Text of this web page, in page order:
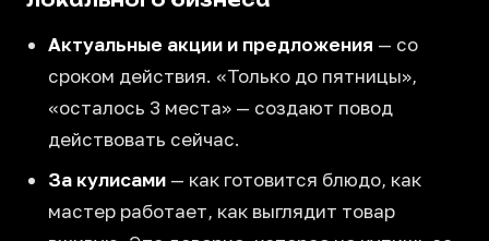
Актуальные акции и предложения — со
сроком действия. «Только до пятницы»,
«осталось 3 места» — создают повод
действовать сейчас.
За кулисами — как готовится блюдо, как
мастер работает, как выглядит товар